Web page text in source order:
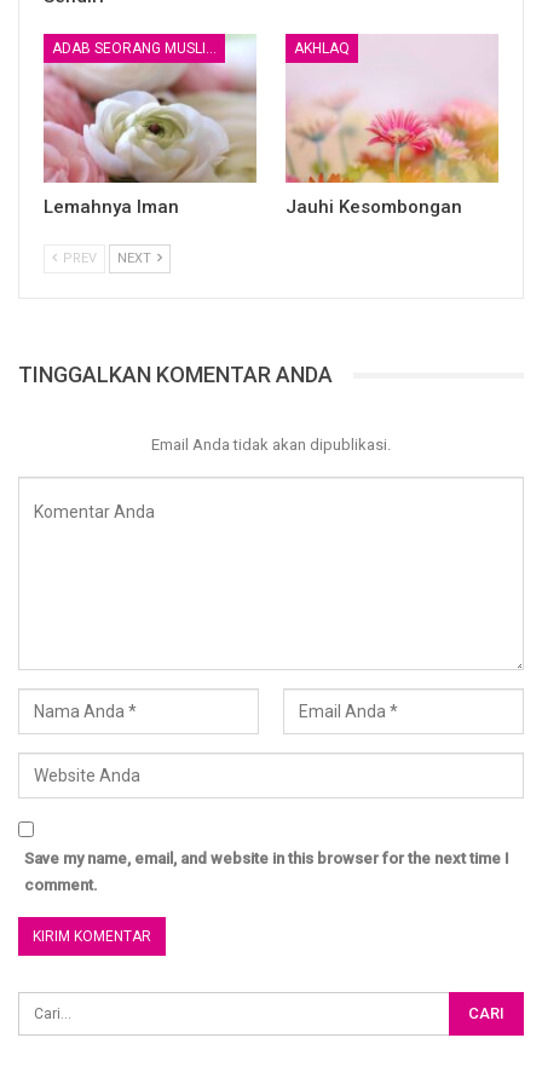
Syaikh ‘Abdurrahman bin Nashir As Sa’di saat menerangkan
ayat di atas, beliau berkata, “Termasuk adab bagi orang yang
cerdas yaitu setiap berita yang datang dari orang kafir
hendaknya dicek terlebih dahulu, tidak diterima mentah-
mentah. Sikap asal-asalan menerima amatlah berbahaya dan
dapat menjerumuskan dalam dosa. Jika diterima mentah-
mentah, itu sama saja menyamakan dengan berita dari orang
Penulis: Ustadz Abu Abdillah Imam
____
BERSAMA MENUJU SURGA
GROUP KAJIAN ISLAM AL MISK
#LK/PR#Nama#Alamat#Umur#NoHP
SMS/WA : +6285338107669
ADAB SEORANG MUSLIM
Lemahnya Iman
AKHLAQ
Jauhi Kesombongan
PREV NEXT
TINGGALKAN KOMENTAR ANDA
Email Anda tidak akan dipublikasi.
Save my name, email, and website in this browser for the next time I
comment.